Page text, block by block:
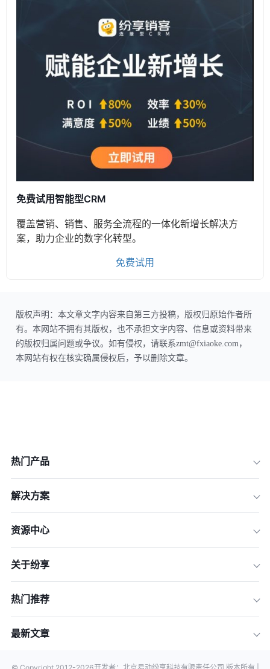
免费试用智能型CRM
覆盖营销、销售、服务全流程的一体化新增长解决方
案，助力企业的数字化转型。
免费试用
版权声明：本文章文字内容来自第三方投稿，版权归原始作者所
有。本网站不拥有其版权，也不承担文字内容、信息或资料带来
的版权归属问题或争议。如有侵权，请联系zmt@fxiaoke.com，
本网站有权在核实确属侵权后，予以删除文章。
热门产品
解决方案
资源中心
关于纷享
热门推荐
最新文章